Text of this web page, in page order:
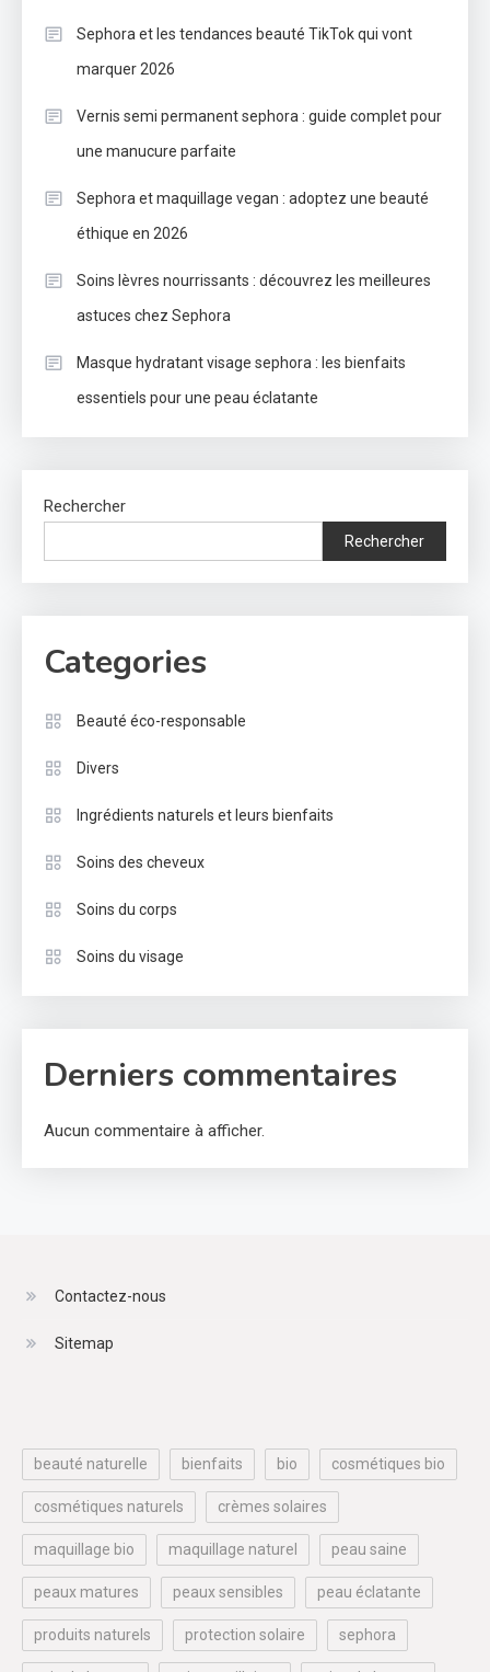
Sephora et les tendances beauté TikTok qui vont
marquer 2026
Vernis semi permanent sephora : guide complet pour
une manucure parfaite
Sephora et maquillage vegan : adoptez une beauté
éthique en 2026
Soins lèvres nourrissants : découvrez les meilleures
astuces chez Sephora
Masque hydratant visage sephora : les bienfaits
essentiels pour une peau éclatante
Rechercher
Rechercher
Categories
Beauté éco-responsable
Divers
Ingrédients naturels et leurs bienfaits
Soins des cheveux
Soins du corps
Soins du visage
Derniers commentaires
Aucun commentaire à afficher.
Contactez-nous
Sitemap
beauté naturelle bienfaits bio cosmétiques bio
cosmétiques naturels crèmes solaires
maquillage bio maquillage naturel peau saine
peaux matures peaux sensibles peau éclatante
produits naturels protection solaire sephora